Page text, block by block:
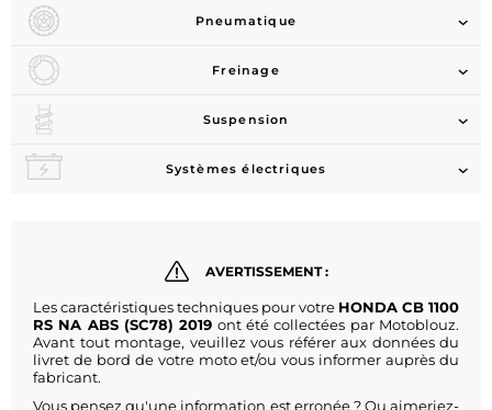
Pneumatique
Freinage
Suspension
Systèmes électriques
AVERTISSEMENT :
Les caractéristiques techniques pour votre HONDA CB 1100
RS NA ABS (SC78) 2019 ont été collectées par Motoblouz.
Avant tout montage, veuillez vous référer aux données du
livret de bord de votre moto et/ou vous informer auprès du
fabricant.
Vous pensez qu'une information est erronée ? Ou aimeriez-